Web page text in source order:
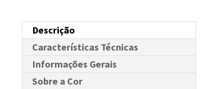
Descrição
Características Técnicas
Informações Gerais
Sobre a Cor